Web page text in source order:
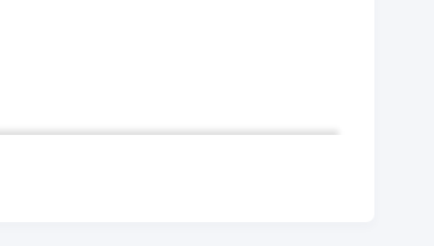
"(203x254 mm), 8x12" (203x304 mm)